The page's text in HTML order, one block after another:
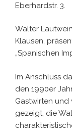
Eberhardstr. 3.
Walter
Klausen,
„Spanischen
Im Anschluss
den 1990er
Gastwirten und
gezeigt, die